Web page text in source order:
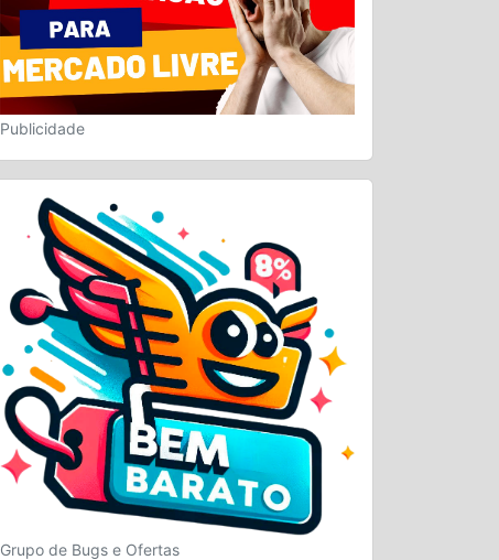
Publicidade
Grupo de Bugs e Ofertas